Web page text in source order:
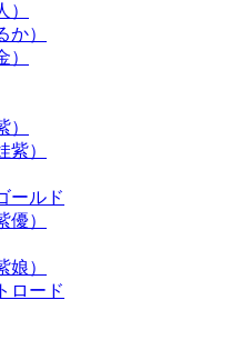
）
紫）
ールド
優）
娘）
ロード